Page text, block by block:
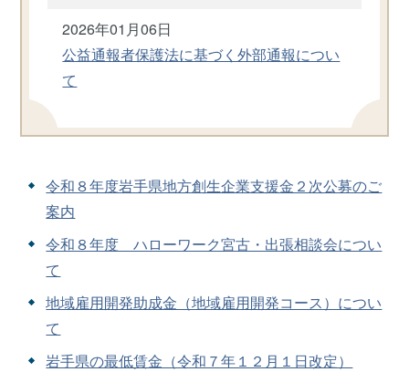
2026年01月06日
公益通報者保護法に基づく外部通報につい
て
令和８年度岩手県地方創生企業支援金２次公募のご
案内
令和８年度 ハローワーク宮古・出張相談会につい
て
地域雇用開発助成金（地域雇用開発コース）につい
て
岩手県の最低賃金（令和７年１２月１日改定）